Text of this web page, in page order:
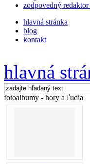
zodpovedný redaktor
hlavná stránka
blog
kontakt
hlavná
fotoalbumy - hory a ľudia